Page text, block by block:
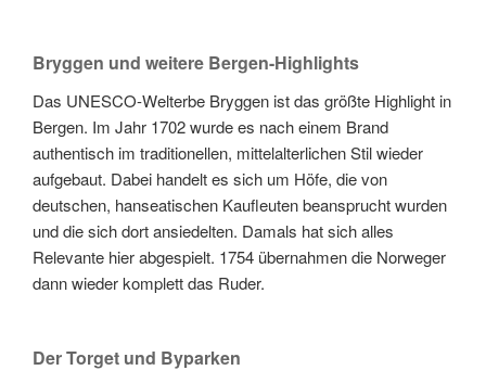
Bryggen und weitere Bergen-Highlights
Das UNESCO-Welterbe Bryggen ist das größte Highlight in
Bergen. Im Jahr 1702 wurde es nach einem Brand
authentisch im traditionellen, mittelalterlichen Stil wieder
aufgebaut. Dabei handelt es sich um Höfe, die von
deutschen, hanseatischen Kaufleuten beansprucht wurden
und die sich dort ansiedelten. Damals hat sich alles
Relevante hier abgespielt. 1754 übernahmen die Norweger
dann wieder komplett das Ruder.
Der Torget und Byparken